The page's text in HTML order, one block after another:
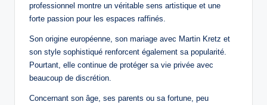
professionnel montre un véritable sens artistique et une
forte passion pour les espaces raffinés.
Son origine européenne, son mariage avec Martin Kretz et
son style sophistiqué renforcent également sa popularité.
Pourtant, elle continue de protéger sa vie privée avec
beaucoup de discrétion.
Concernant son âge, ses parents ou sa fortune, peu